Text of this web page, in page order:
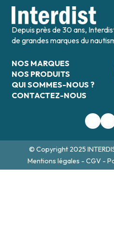
Depuis près de 30 ans,
de grandes marques du
NOS MARQUES
NOS PRODUITS
QUI SOMMES-NOUS ?
CONTACTEZ-NOUS
© Copyright 2025
Mentions légales - CGV -